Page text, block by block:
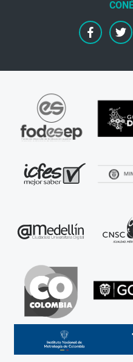
facebooktwitter